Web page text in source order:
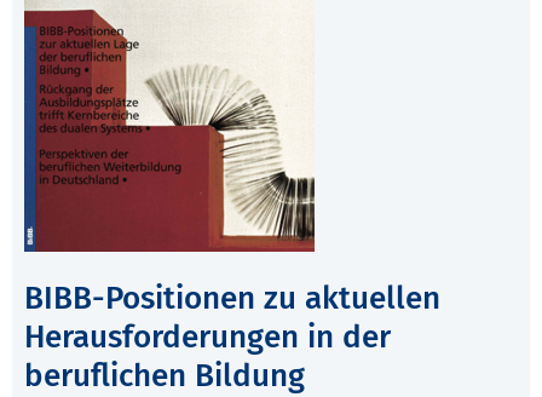
BIBB-Positionen zu aktuellen
Herausforderungen in der
beruflichen Bildung